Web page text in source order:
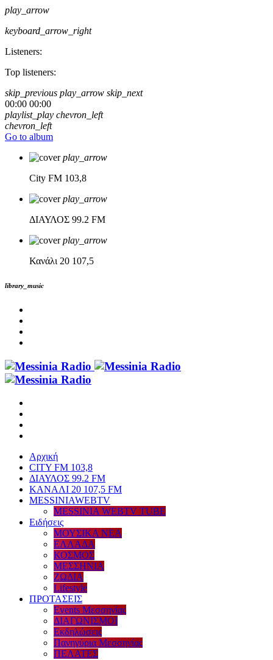
play_arrow
keyboard_arrow_right
Listeners:
Top listeners:
skip_previous play_arrow skip_next
00:00 00:00
playlist_play chevron_left
chevron_left
Go to album
play_arrow
City FM 103,8
play_arrow
ΔΙΑΥΛΟΣ 99.2 FM
play_arrow
Κανάλι 20 107,5
library_music
Αρχική
CITY FM 103,8
ΔΙΑΥΛΟΣ 99.2 FM
ΚΑΝΑΛΙ 20 107,5 FM
MESSINIAWEBTV
MESSINIA WEBTV TUBE
Eιδήσεις
ΜΟΥΣΙΚΑ ΝΕΑ
ΕΛΛΑΔΑ
ΚΟΣΜΟΣ
ΜΕΣΣΗΝΙΑ
ΖΩΔΙΑ
Lifestyle
ΠΡΟΤΑΣΕΙΣ
Events Μεσσηνίας
ΔΙΑΓΩΝΙΣΜΟΙ
Εκδηλώσεις
Πανηγύρια Μεσσηνίας
ΠΕΛΑΤΕΣ